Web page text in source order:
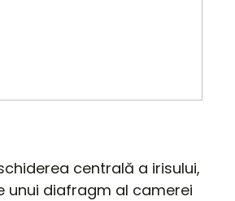
centrală a irisului,
unui diafragm al camerei